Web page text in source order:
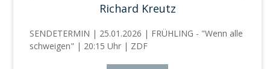
Richard Kreutz
SENDETERMIN | 25.01.2026 | FRÜHLING - "Wenn alle
schweigen" | 20:15 Uhr | ZDF